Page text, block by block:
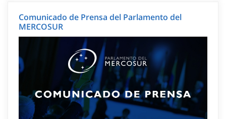
Comunicado de Prensa del Parlamento del
MERCOSUR